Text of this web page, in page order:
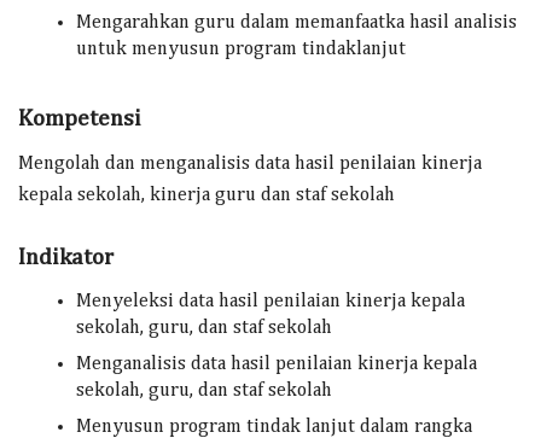
Mengarahkan guru dalam memanfaatka hasil analisis
untuk menyusun program tindaklanjut
Kompetensi
Mengolah dan menganalisis data hasil penilaian kinerja
kepala sekolah, kinerja guru dan staf sekolah
Indikator
Menyeleksi data hasil penilaian kinerja kepala
sekolah, guru, dan staf sekolah
Menganalisis data hasil penilaian kinerja kepala
sekolah, guru, dan staf sekolah
Menyusun program tindak lanjut dalam rangka